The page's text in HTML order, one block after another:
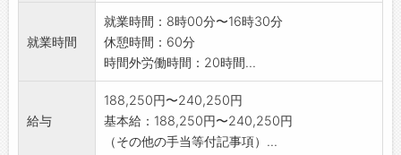
就業時間
就業時間：8時00分〜16時30分
休憩時間：60分
時間外労働時間：20時間...
給与
188,250円〜240,250円
基本給：188,250円〜240,250円
（その他の手当等付記事項）...